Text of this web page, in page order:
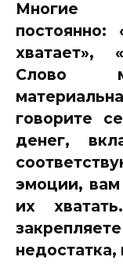
постоянно:
хватает»,
Слово
говорите
денег,
эмоции, вам
их
недостатка,